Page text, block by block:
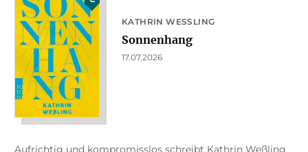
KATHRIN WESSLING
Sonnenhang
17.07.2026
Aufrichtig und kompromisslos schreibt Kathrin Weßling